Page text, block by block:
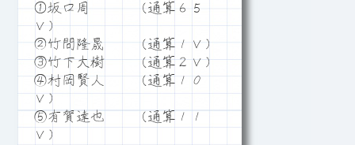
①坂口周 （通算６５
Ｖ）
②竹間隆晟 （通算１Ｖ）
③竹下大樹 （通算２Ｖ）
④村岡賢人 （通算１０
Ｖ）
⑤有賀達也 （通算１１
Ｖ）